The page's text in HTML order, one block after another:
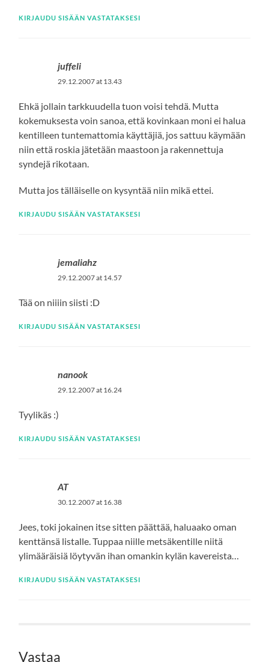
KIRJAUDU SISÄÄN VASTATAKSESI
juffeli
29.12.2007 at 13.43
Ehkä jollain tarkkuudella tuon voisi tehdä. Mutta
kokemuksesta voin sanoa, että kovinkaan moni ei halua
kentilleen tuntemattomia käyttäjiä, jos sattuu käymään
niin että roskia jätetään maastoon ja rakennettuja
syndejä rikotaan.
Mutta jos tälläiselle on kysyntää niin mikä ettei.
KIRJAUDU SISÄÄN VASTATAKSESI
jemaliahz
29.12.2007 at 14.57
Tää on niiiin siisti :D
KIRJAUDU SISÄÄN VASTATAKSESI
nanook
29.12.2007 at 16.24
Tyylikäs :)
KIRJAUDU SISÄÄN VASTATAKSESI
AT
30.12.2007 at 16.38
Jees, toki jokainen itse sitten päättää, haluaako oman
kenttänsä listalle. Tuppaa niille metsäkentille niitä
ylimääräisiä löytyvän ihan omankin kylän kavereista…
KIRJAUDU SISÄÄN VASTATAKSESI
Vastaa